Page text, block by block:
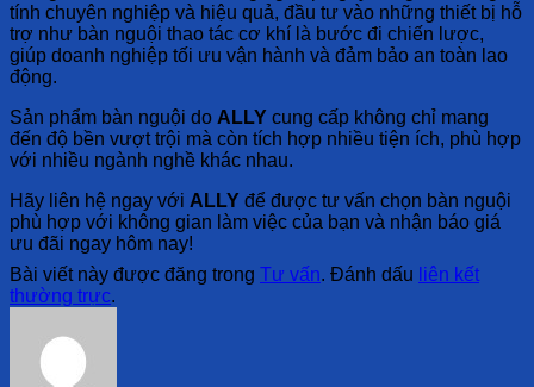
tính chuyên nghiệp và hiệu quả, đầu tư vào những thiết bị hỗ
trợ như bàn nguội thao tác cơ khí là bước đi chiến lược,
giúp doanh nghiệp tối ưu vận hành và đảm bảo an toàn lao
động.
Sản phẩm bàn nguội do ALLY cung cấp không chỉ mang
đến độ bền vượt trội mà còn tích hợp nhiều tiện ích, phù hợp
với nhiều ngành nghề khác nhau.
Hãy liên hệ ngay với ALLY để được tư vấn chọn bàn nguội
phù hợp với không gian làm việc của bạn và nhận báo giá
ưu đãi ngay hôm nay!
Bài viết này được đăng trong Tư vấn. Đánh dấu liên kết
thường trực.